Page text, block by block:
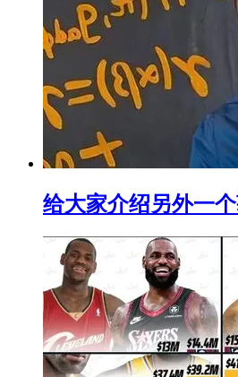
给大家介绍另外一